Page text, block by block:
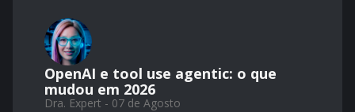
OpenAI e tool use agentic: o que
mudou em 2026
Dra. Expert - 07 de Agosto